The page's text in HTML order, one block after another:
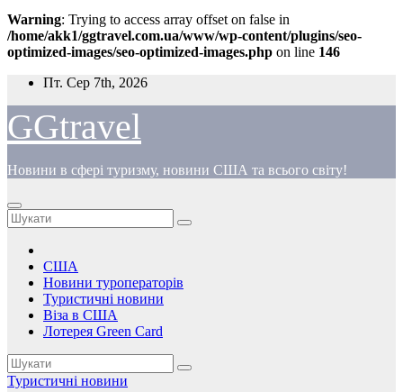
Warning: Trying to access array offset on false in
/home/akk1/ggtravel.com.ua/www/wp-content/plugins/seo-
optimized-images/seo-optimized-images.php on line 146
Перейти
вмісту
Пт. Сер 7th, 2026
GGtravel
Новини в сфері туризму, новини США та всього світу!
США
Новини туроператорів
Туристичні новини
Віза в США
Лотерея Green Card
Туристичні новини